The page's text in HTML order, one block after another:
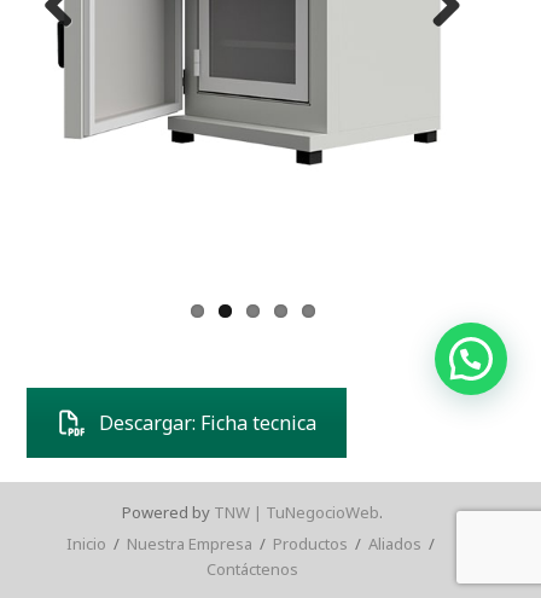
Previous
Descargar: Ficha tecnica
Powered by TNW | TuNegocioWeb.
Inicio / Nuestra Empresa / Productos / Aliados /
Contáctenos